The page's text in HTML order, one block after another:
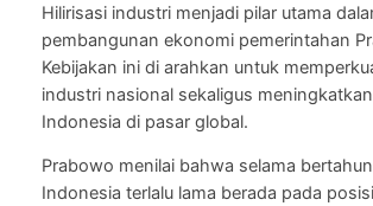
Hilirisasi industri menjadi pilar utama
pembangunan ekonomi pemerintahan
Kebijakan ini di arahkan untuk
industri nasional sekaligus
Indonesia di pasar global.
Prabowo menilai bahwa selama
Indonesia terlalu lama berada pada